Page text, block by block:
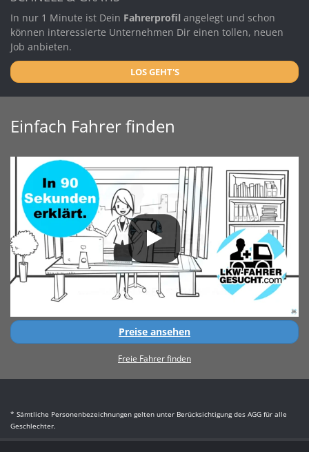
In nur 1 Minute ist Dein Fahrerprofil angelegt und schon
können interessierte Unternehmen Dir einen tollen, neuen
Job anbieten.
LOS GEHT'S
Einfach Fahrer finden
Preise ansehen
Freie Fahrer finden
* Sämtliche Personenbezeichnungen gelten unter Berücksichtigung des AGG für alle
Geschlechter.